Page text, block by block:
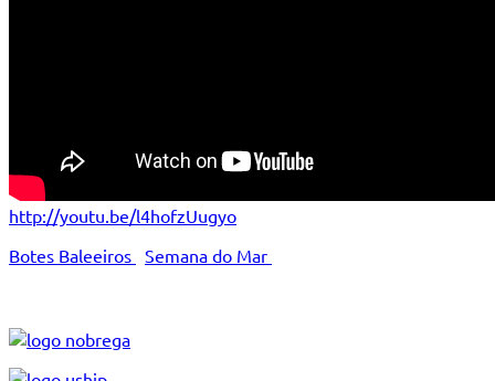
http://youtu.be/l4hofzUugyo
Botes Baleeiros Semana do Mar